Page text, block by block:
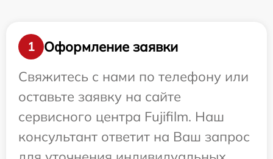
1
Оформление заявки
Свяжитесь с нами по телефону или
оставьте заявку на сайте
сервисного центра Fujifilm. Наш
консультант ответит на Ваш запрос